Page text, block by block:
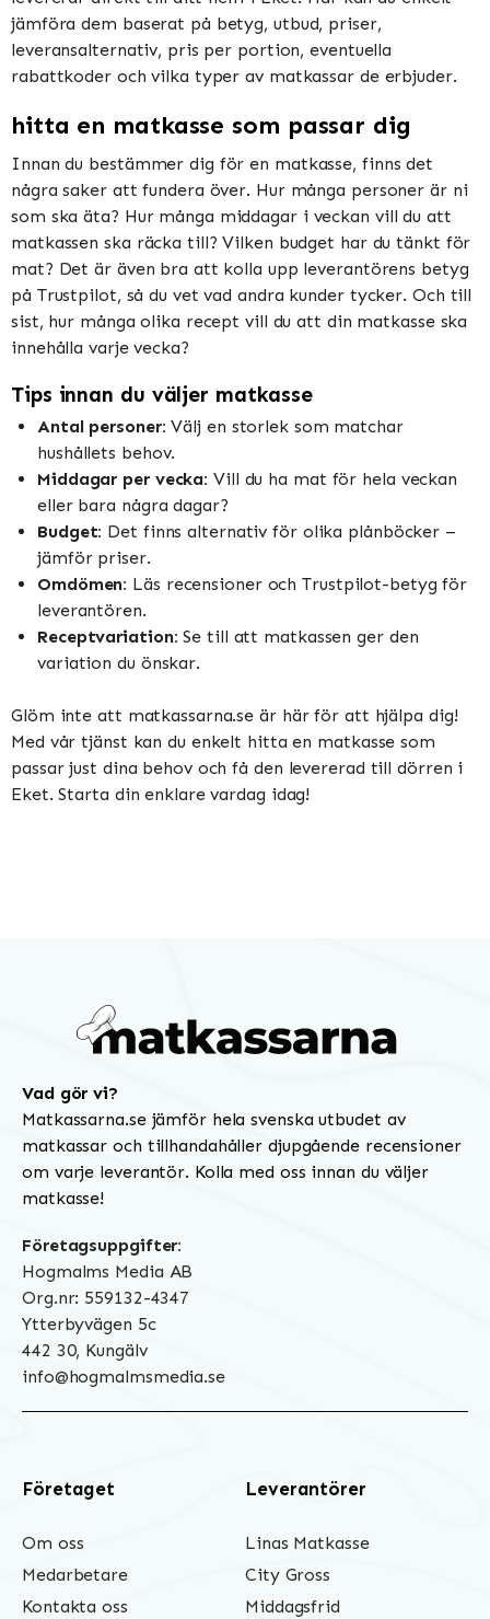
jämföra dem baserat på betyg, utbud, priser,
leveransalternativ, pris per portion, eventuella
rabattkoder och vilka typer av matkassar de erbjuder.
hitta en matkasse som passar dig
Innan du bestämmer dig för en matkasse, finns det
några saker att fundera över. Hur många personer är ni
som ska äta? Hur många middagar i veckan vill du att
matkassen ska räcka till? Vilken budget har du tänkt för
mat? Det är även bra att kolla upp leverantörens betyg
på Trustpilot, så du vet vad andra kunder tycker. Och till
sist, hur många olika recept vill du att din matkasse ska
innehålla varje vecka?
Tips innan du väljer matkasse
Antal personer: Välj en storlek som matchar
hushållets behov.
Middagar per vecka: Vill du ha mat för hela veckan
eller bara några dagar?
Budget: Det finns alternativ för olika plånböcker –
jämför priser.
Omdömen: Läs recensioner och Trustpilot-betyg för
leverantören.
Receptvariation: Se till att matkassen ger den
variation du önskar.
Glöm inte att matkassarna.se är här för att hjälpa dig!
Med vår tjänst kan du enkelt hitta en matkasse som
passar just dina behov och få den levererad till dörren i
Eket. Starta din enklare vardag idag!
Vad gör vi?
Matkassarna.se jämför hela svenska utbudet av
matkassar och tillhandahåller djupgående recensioner
om varje leverantör. Kolla med oss innan du väljer
matkasse!
Företagsuppgifter:
Hogmalms Media AB
Org.nr: 559132-4347
Ytterbyvägen 5c
442 30, Kungälv
info@hogmalmsmedia.se
Företaget
Om oss
Medarbetare
Kontakta oss
Leverantörer
Linas Matkasse
City Gross
Middagsfrid